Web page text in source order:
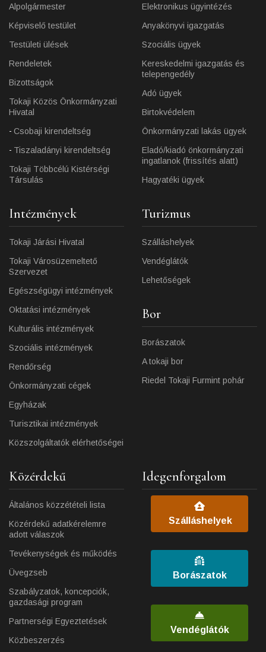
Alpolgármester
Képviselő testület
Testületi ülések
Rendeletek
Bizottságok
Tokaji Közös Önkormányzati
Hivatal
Csobaji kirendeltség
Tiszaladányi kirendeltség
Tokaji Többcélú Kistérségi
Társulás
Elektronikus ügyintézés
Anyakönyvi igazgatás
Szociális ügyek
Kereskedelmi igazgatás és
telepengedély
Adó ügyek
Birtokvédelem
Önkormányzati lakás ügyek
Eladó/kiadó önkormányzati
ingatlanok (frissítés alatt)
Hagyatéki ügyek
Intézmények
Tokaji Járási Hivatal
Tokaji Városüzemeltető
Szervezet
Egészségügyi intézmények
Oktatási intézmények
Kulturális intézmények
Szociális intézmények
Rendőrség
Önkormányzati cégek
Egyházak
Turisztikai intézmények
Közszolgáltatók elérhetőségei
Turizmus
Szálláshelyek
Vendéglátók
Lehetőségek
Bor
Borászatok
A tokaji bor
Riedel Tokaji Furmint pohár
Közérdekű
Általános közzétételi lista
Közérdekű adatkérelemre
adott válaszok
Tevékenységek és működés
Üvegzseb
Szabályzatok, koncepciók,
gazdasági program
Partnerségi Egyeztetések
Közbeszerzés
Idegenforgalom
Szálláshelyek
Borászatok
Vendéglátók